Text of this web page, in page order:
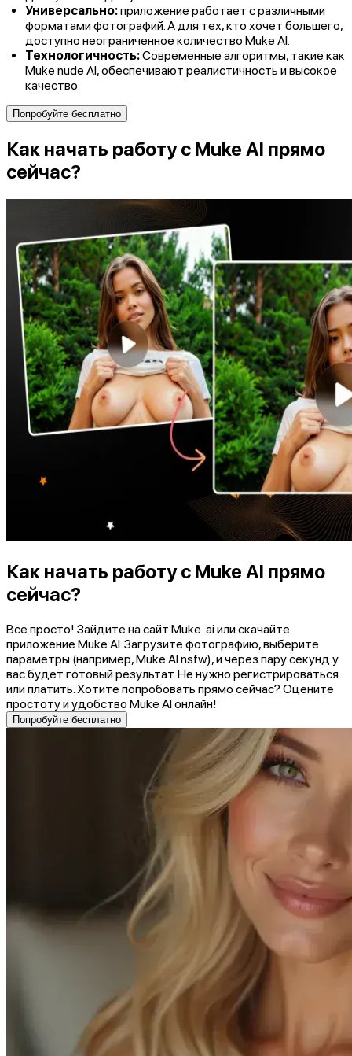
Универсально:приложение работает с различными
форматами фотографий. А для тех, кто хочет большего,
доступно неограниченное количество Muke AI.
Технологичность:Современные алгоритмы, такие как
Muke nude AI, обеспечивают реалистичность и высокое
качество.
Попробуйте бесплатно
Как начать работу с Muke AI прямо
сейчас?
Как начать работу с Muke AI прямо
сейчас?
Все просто! Зайдите на сайт Muke .ai или скачайте
приложение Muke AI. Загрузите фотографию, выберите
параметры (например, Muke AI nsfw), и через пару секунд у
вас будет готовый результат. Не нужно регистрироваться
или платить. Хотите попробовать прямо сейчас? Оцените
простоту и удобство Muke AI онлайн!
Попробуйте бесплатно